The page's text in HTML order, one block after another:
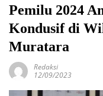
Pemilu 2024
Kondusif di
Muratara
Redaksi
12/09/2023